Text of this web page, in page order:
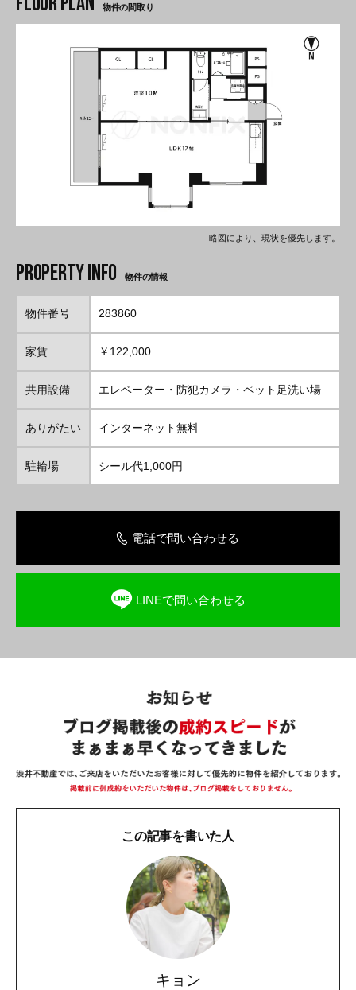
物件の間取り
略図により、現状を優先します。
物件の情報
物件番号 283860
家賃 ￥122,000
共用設備 エレベーター・防犯カメラ・ペット足洗い場
ありがたい インターネット無料
駐輪場 シール代1,000円
電話で問い合わせる
LINEで問い合わせる
この記事を書いた人
キョン